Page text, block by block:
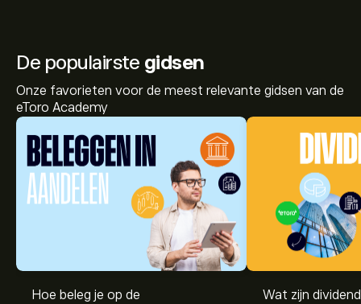
De populairste gidsen
Onze favorieten voor de meest relevante gidsen van de
eToro Academy
Hoe beleg je op de
Wat zijn